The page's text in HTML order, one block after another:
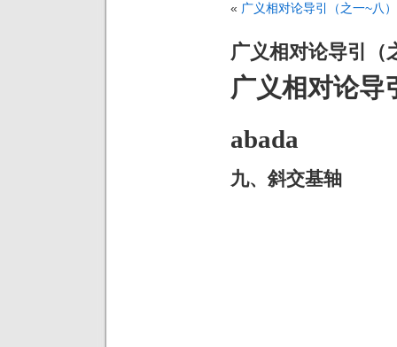
« 广义相对论导引（之一~八）
广义相对论导引（
广义相对论导
abada
九、斜交基轴